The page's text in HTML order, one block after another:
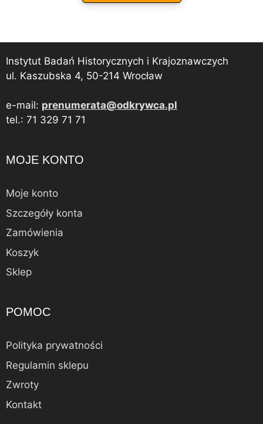
Instytut Badań Historycznych i Krajoznawczych
ul. Kaszubska 4, 50-214 Wrocław
e-mail: prenumerata@odkrywca.pl
tel.: 71 329 71 71
MOJE KONTO
Moje konto
Szczegóły konta
Zamówienia
Koszyk
Sklep
POMOC
Polityka prywatności
Regulamin sklepu
Zwroty
Kontakt